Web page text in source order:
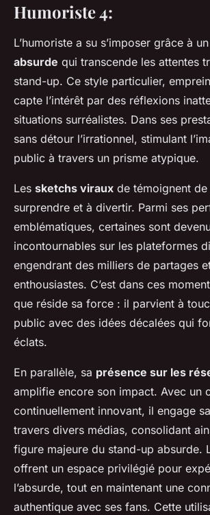
Humoriste 4:
L’humoriste a su s’imposer grâce à un
absurde qui transcende les attentes
stand-up. Ce style particulier,
capte l’intérêt par des réflexions
situations surréalistes. Dans ses
sans détour l’irrationnel, stimulant
public à travers un prisme atypique.
Les sketchs viraux de témoignent
surprendre et à divertir. Parmi ses
emblématiques, certaines sont
incontournables sur les plateformes
engendrant des milliers de partages
enthousiastes. C’est dans ces
que réside sa force : il parvient à
public avec des idées décalées qui
éclats.
En parallèle, sa présence sur les
amplifie encore son impact. Avec un
continuellement innovant, il engage
travers divers médias, consolidant
figure majeure du stand-up absurde.
offrent un espace privilégié pour
l’absurde, tout en maintenant une
authentique avec ses fans. Cette